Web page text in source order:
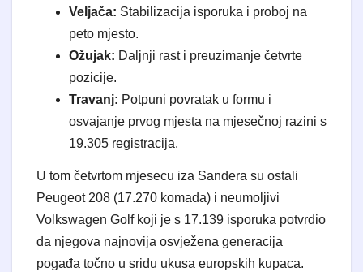
Veljača: Stabilizacija isporuka i proboj na
peto mjesto.
Ožujak: Daljnji rast i preuzimanje četvrte
pozicije.
Travanj: Potpuni povratak u formu i
osvajanje prvog mjesta na mjesečnoj razini s
19.305 registracija.
​U tom četvrtom mjesecu iza Sandera su ostali
Peugeot 208 (17.270 komada) i neumoljivi
Volkswagen Golf koji je s 17.139 isporuka potvrdio
da njegova najnovija osvježena generacija
pogađa točno u sridu ukusa europskih kupaca.